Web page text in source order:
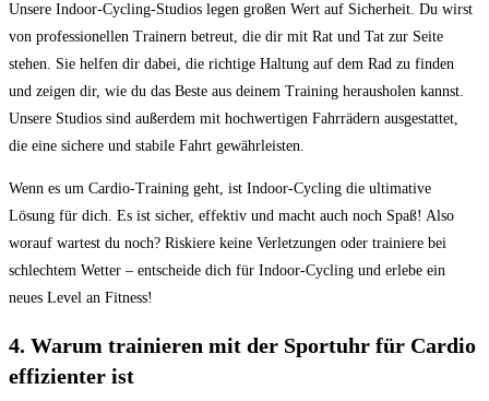
Unsere Indoor-Cycling-Studios legen großen Wert auf Sicherheit. Du wirst⁤
von professionellen Trainern betreut, die dir ​mit Rat und Tat zur Seite
stehen. Sie helfen dir dabei, die richtige Haltung auf dem Rad zu finden
und zeigen dir, wie ⁣du das‍ Beste aus deinem Training herausholen kannst.⁢
Unsere Studios sind ‍außerdem mit hochwertigen Fahrrädern ausgestattet,
die eine sichere und stabile Fahrt ⁤gewährleisten.
Wenn es um Cardio-Training geht, ist Indoor-Cycling die ultimative
Lösung für‌ dich. Es ist sicher,‍ effektiv ‍und macht auch noch Spaß! Also
worauf‌ wartest du noch? Riskiere​ keine Verletzungen oder trainiere bei
schlechtem Wetter – entscheide dich für Indoor-Cycling und erlebe ein
neues Level an Fitness!
4. ‍Warum trainieren mit der Sportuhr ⁢für Cardio
effizienter ⁣ist